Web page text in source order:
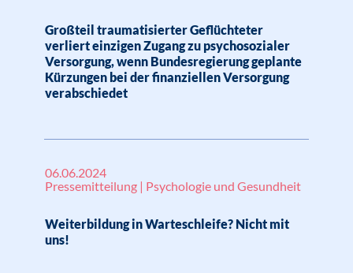
Großteil traumatisierter Geflüchteter
verliert einzigen Zugang zu psychosozialer
Versorgung, wenn Bundesregierung geplante
Kürzungen bei der finanziellen Versorgung
verabschiedet
06.06.2024
Pressemitteilung | Psychologie und Gesundheit
Weiterbildung in Warteschleife? Nicht mit
uns!